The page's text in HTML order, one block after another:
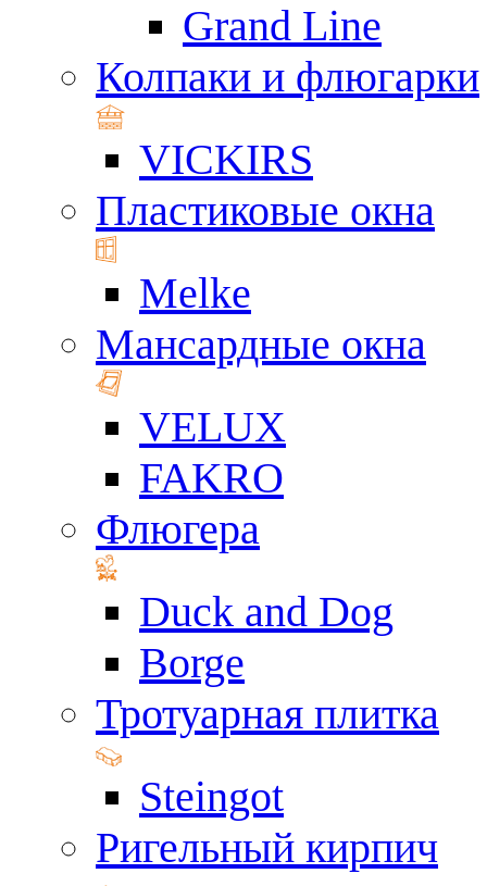
Grand Line
Колпаки и флюгарки
VICKIRS
Пластиковые окна
Melke
Мансардные окна
VELUX
FAKRO
Флюгера
Duck and Dog
Borge
Тротуарная плитка
Steingot
Ригельный кирпич